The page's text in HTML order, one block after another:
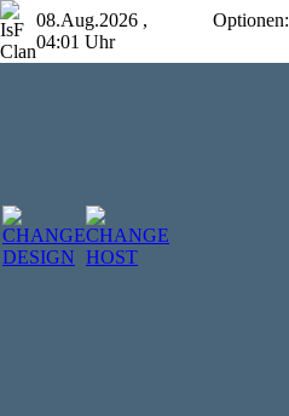
08.Aug.2026 ,
04:01 Uhr
Optionen: